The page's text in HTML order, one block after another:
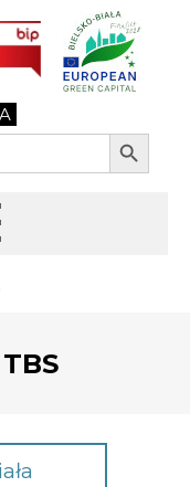
A
Search Button